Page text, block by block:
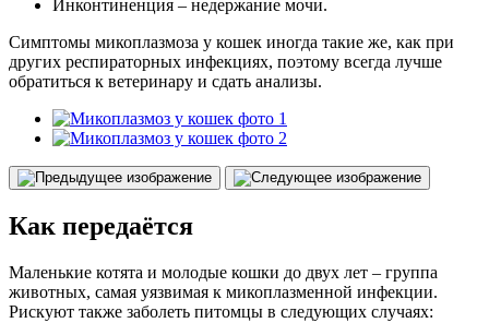
Инконтиненция – недержание мочи.
Симптомы микоплазмоза у кошек иногда такие же, как при
других респираторных инфекциях, поэтому всегда лучше
обратиться к ветеринару и сдать анализы.
Как передаётся
Маленькие котята и молодые кошки до двух лет – группа
животных, самая уязвимая к микоплазменной инфекции.
Рискуют также заболеть питомцы в следующих случаях: